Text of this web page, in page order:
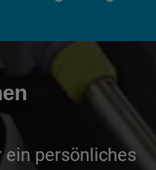
ein persönliches